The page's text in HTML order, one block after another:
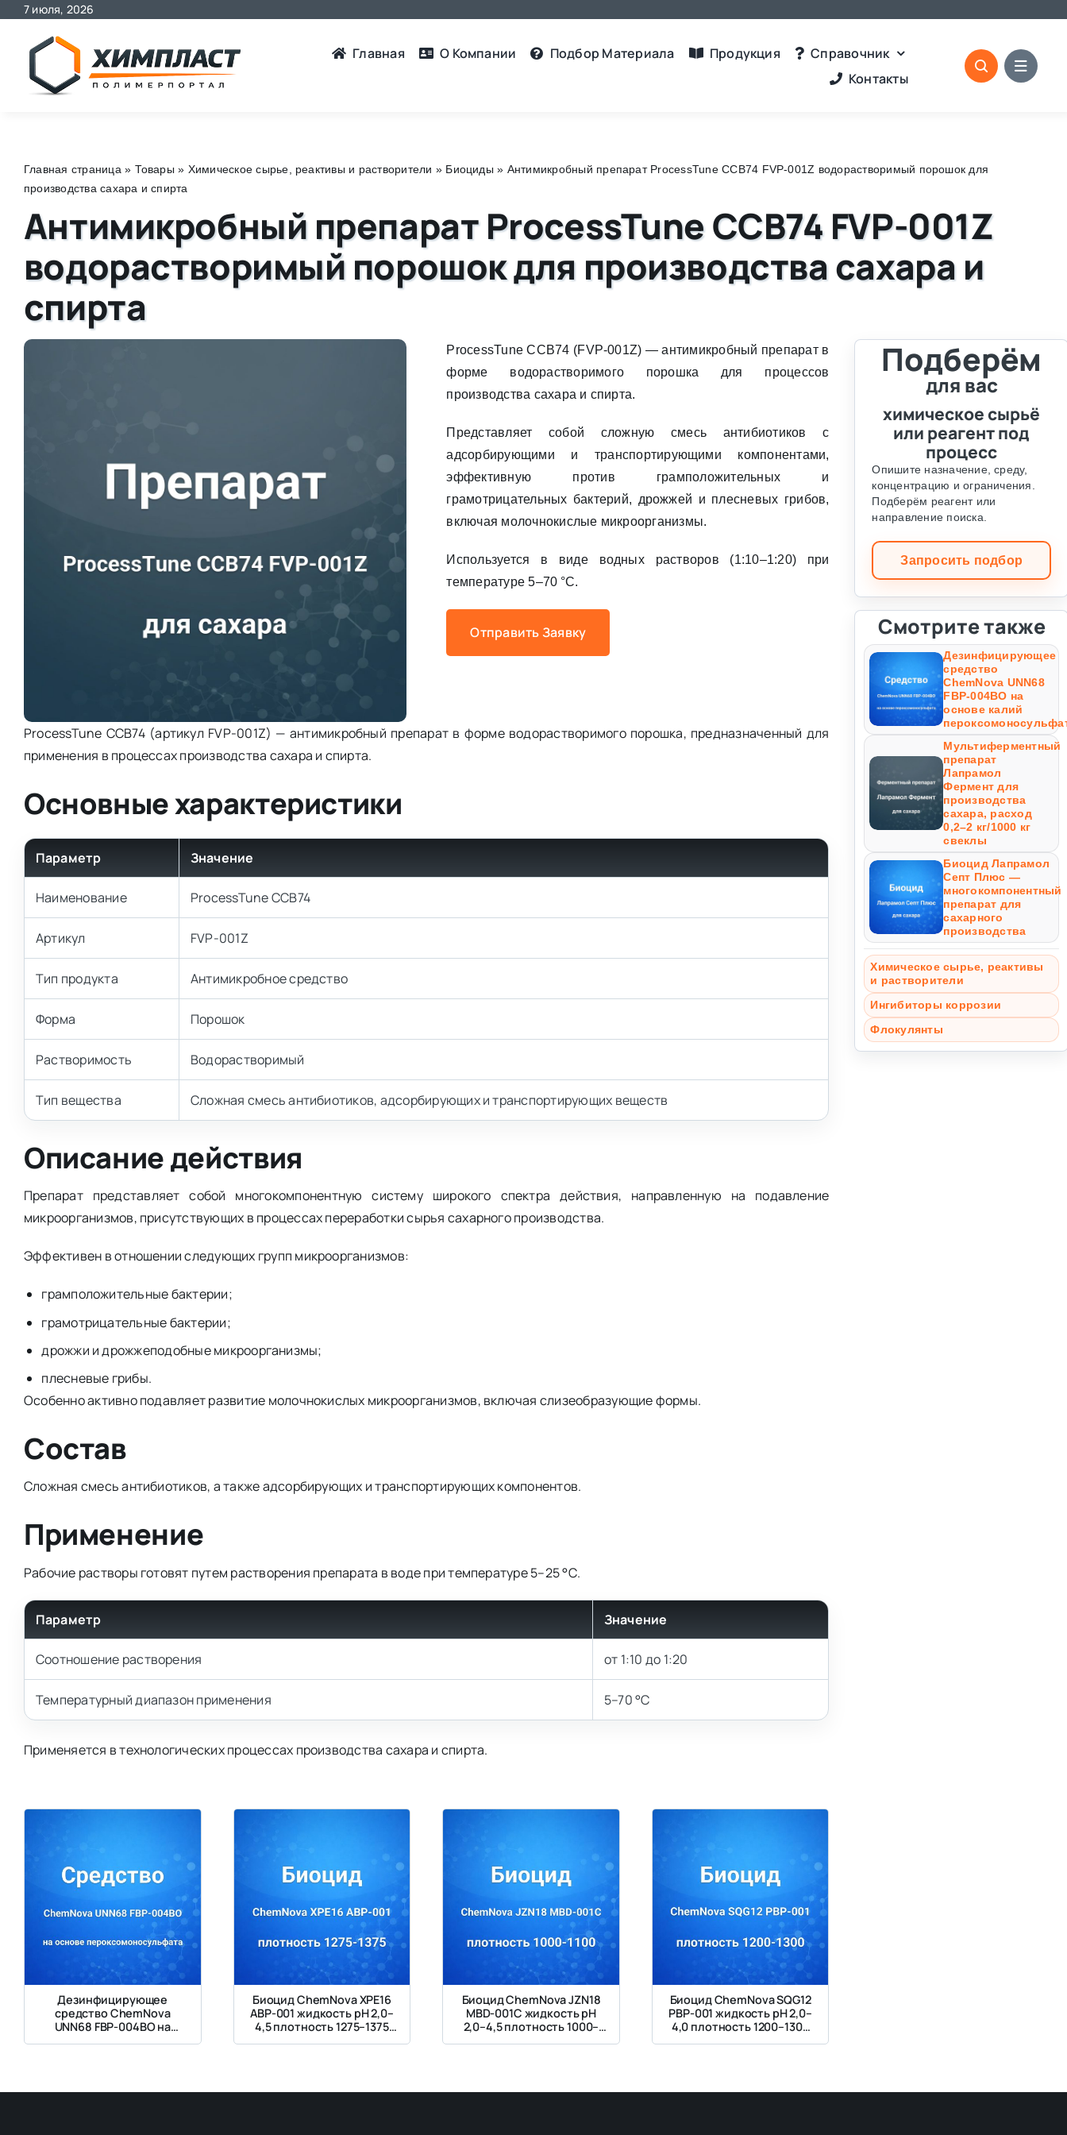
Skip
content
7 июля, 2026
Главная О Компании Подбор Материалa Продукция
Справочник
Контакты
Главная страница » Товары » Химическое сырье, реактивы и растворители » Биоциды » Антимикробный препарат ProcessTune CCB74 FVP-001Z водорастворимый порошок для
производства сахара и спирта
Антимикробный препарат ProcessTune CCB74 FVP-001Z
водорастворимый порошок для производства сахара и
спирта
ProcessTune CCB74 (FVP-001Z) — антимикробный препарат в
форме водорастворимого порошка для процессов
производства сахара и спирта.
Представляет собой сложную смесь антибиотиков с
адсорбирующими и транспортирующими компонентами,
эффективную против грамположительных и
грамотрицательных бактерий, дрожжей и плесневых грибов,
включая молочнокислые микроорганизмы.
Используется в виде водных растворов (1:10–1:20) при
температуре 5–70 °С.
Отправить Заявку
ProcessTune CCB74 (артикул FVP-001Z) — антимикробный препарат в форме водорастворимого порошка, предназначенный для
применения в процессах производства сахара и спирта.
Основные характеристики
Параметр Значение
Наименование ProcessTune CCB74
Артикул FVP-001Z
Тип продукта Антимикробное средство
Форма Порошок
Растворимость Водорастворимый
Тип вещества Сложная смесь антибиотиков, адсорбирующих и транспортирующих веществ
Описание действия
Препарат представляет собой многокомпонентную систему широкого спектра действия, направленную на подавление
микроорганизмов, присутствующих в процессах переработки сырья сахарного производства.
Эффективен в отношении следующих групп микроорганизмов:
грамположительные бактерии;
грамотрицательные бактерии;
дрожжи и дрожжеподобные микроорганизмы;
плесневые грибы.
Особенно активно подавляет развитие молочнокислых микроорганизмов, включая слизеобразующие формы.
Состав
Сложная смесь антибиотиков, а также адсорбирующих и транспортирующих компонентов.
Применение
Рабочие растворы готовят путем растворения препарата в воде при температуре 5–25 °С.
Параметр Значение
Соотношение растворения от 1:10 до 1:20
Температурный диапазон применения 5–70 °С
Применяется в технологических процессах производства сахара и спирта.
Дезинфицирующее
средство ChemNova
UNN68 FBP-004BO на
основе калий
Биоцид ChemNova XPE16
ABP-001 жидкость pH 2,0–
4,5 плотность 1275–1375
кг/м3
Биоцид ChemNova JZN18
MBD-001C жидкость pH
2,0–4,5 плотность 1000–
1100 кг/м³
Биоцид ChemNova SQG12
PBP-001 жидкость pH 2,0–
4,0 плотность 1200–1300
кг/м3
Подберём
для вас
химическое сырьё
или реагент под
процесс
Опишите назначение, среду,
концентрацию и ограничения.
Подберём реагент или
направление поиска.
Запросить подбор
Смотрите также
Дезинфицирующее
средство
ChemNova UNN68
FBP-004BO на
основе калий
Мультиферментный
препарат
Лапрамол
Фермент для
производства
сахара, расход
0,2–2 кг/1000 кг
свеклы
Биоцид Лапрамол
Септ Плюс —
многокомпонентный
препарат для
сахарного
производства
Химическое сырье, реактивы
и растворители
Ингибиторы коррозии
Флокулянты